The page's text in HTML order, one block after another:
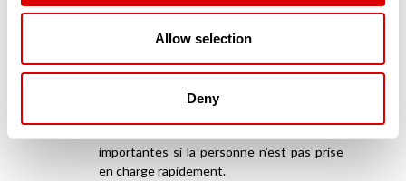
Allow selection
Deny
L’AVC (Accident Vasculaire Cérébral)
intervient lorsque le cerveau n’est plus
l’oxygène, ni les nutriments qui lui sont
nécessaires. Dès-lors, les cellules du
importantes si la personne n’est pas prise
en charge rapidement.